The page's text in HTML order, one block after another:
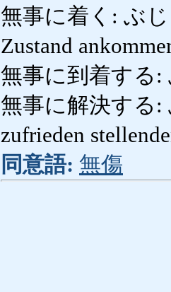
無事に着く: ぶじ
Zustand
無事に到着する
無事に解決する:
zufrieden
同意語: 無傷